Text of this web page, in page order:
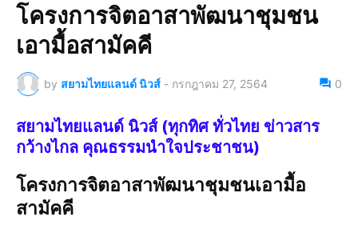
โครงการจิตอาสาพัฒนาชุมชน
เอามื้อสามัคคี
by สยามไทยแลนด์ นิวส์ - กรกฎาคม 27, 2564 0
สยามไทยแลนด์ นิวส์ (ทุกทิศ ทั่วไทย ข่าวสาร
กว้างไกล คุณธรรมนำใจประชาชน)
โครงการจิตอาสาพัฒนาชุมชนเอามื้อ
สามัคคี